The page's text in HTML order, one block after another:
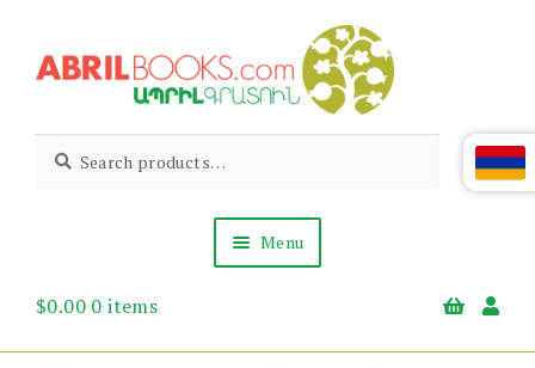
to
to
Abril
Books
Living
Armenian
for:
Menu
$0.00 0 items